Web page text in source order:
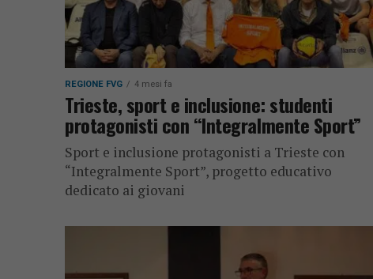
REGIONE FVG 4 mesi fa
Trieste, sport e inclusione: studenti
protagonisti con “Integralmente Sport”
Sport e inclusione protagonisti a Trieste con
“Integralmente Sport”, progetto educativo
dedicato ai giovani